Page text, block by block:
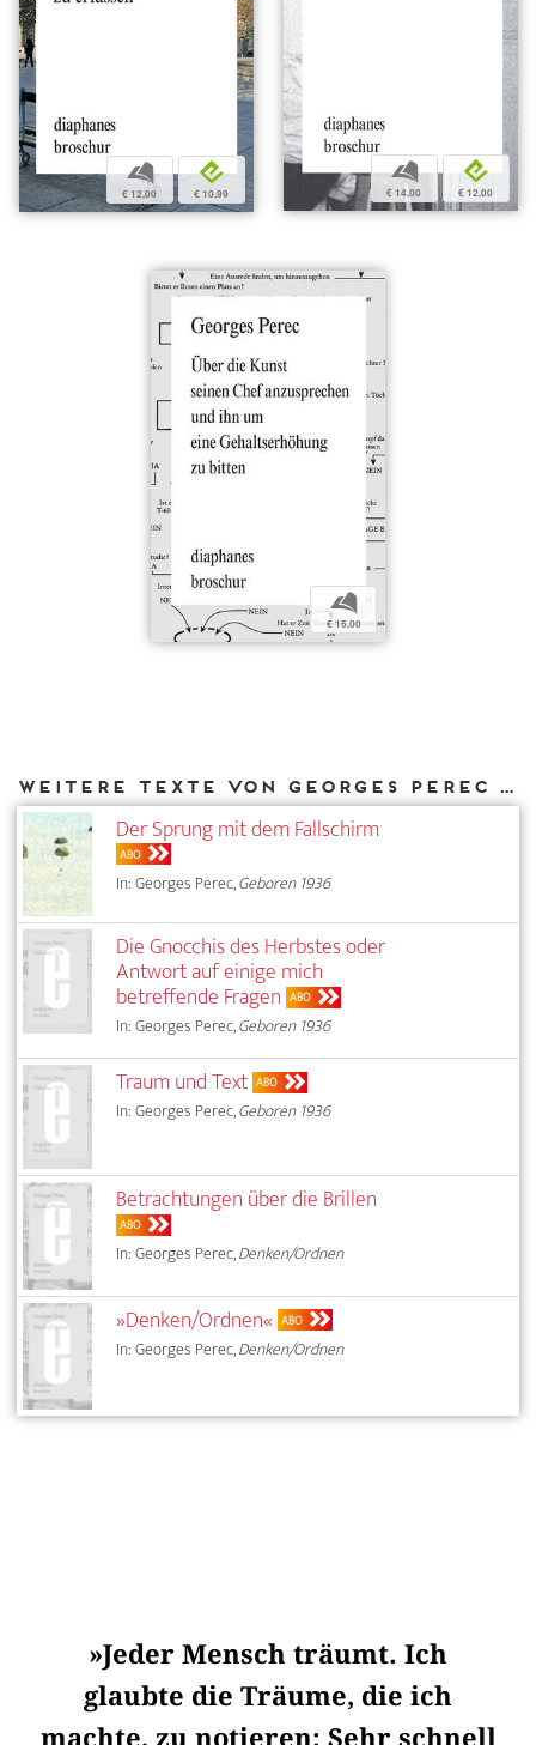
b
€ 12,00
e
€ 10,99
b
€ 14,00
e
€ 12,00
b
€ 15,00
Weitere Texte von Georges Perec bei DIAPHANES
Der Sprung mit dem Fallschirm
ABO
In: Georges Perec,Geboren 1936
Die Gnocchis des Herbstes oder
Antwort auf einige mich
betreffende Fragen ABO
In: Georges Perec,Geboren 1936
Traum und Text ABO
In: Georges Perec,Geboren 1936
Betrachtungen über die Brillen
ABO
In: Georges Perec,Denken/Ordnen
»Denken/Ordnen« ABO
In: Georges Perec,Denken/Ordnen
»Jeder Mensch träumt. Ich
glaubte die Träume, die ich
machte, zu notieren: Sehr schnell